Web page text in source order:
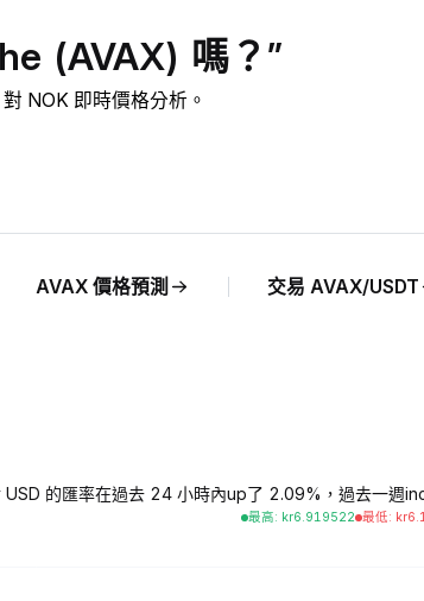
(AVAX) 嗎？”
NOK 即時價格分析。
AVAX 價格預測 交易 AVAX/USDT
的匯率在過去 24 小時內up了 2.09%，過去一
最高: kr6.919522 最低: kr